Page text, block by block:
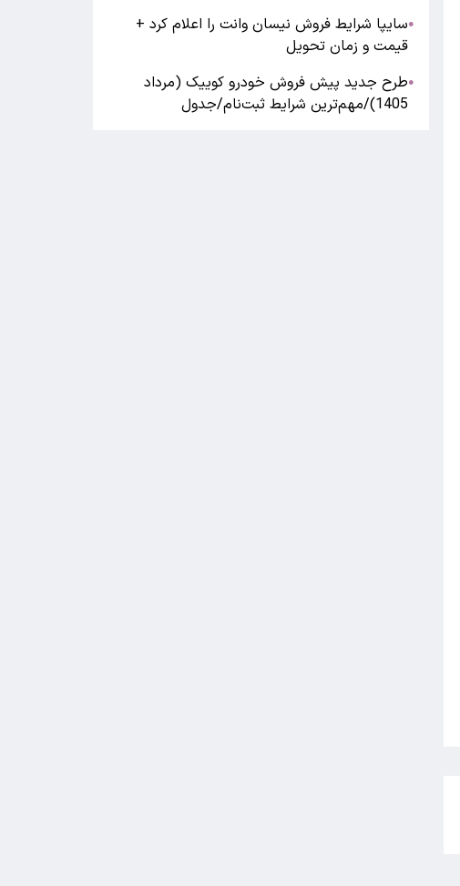
●سایپا شرایط فروش نیسان وانت را اعلام کرد +
قیمت و زمان تحویل
●طرح جدید پیش فروش خودرو کوییک (مرداد
1405)/مهم‌ترین شرایط ثبت‌نام/جدول